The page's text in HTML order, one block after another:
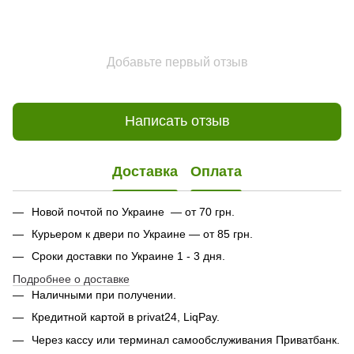
Добавьте первый отзыв
Написать отзыв
Доставка Оплата
Новой почтой по Украине — от 70 грн.
Курьером к двери по Украине — от 85 грн.
Сроки доставки по Украине 1 - 3 дня.
Подробнее о доставке
Наличными при получении.
Кредитной картой в privat24, LiqPay.
Через кассу или терминал самообслуживания Приватбанк.